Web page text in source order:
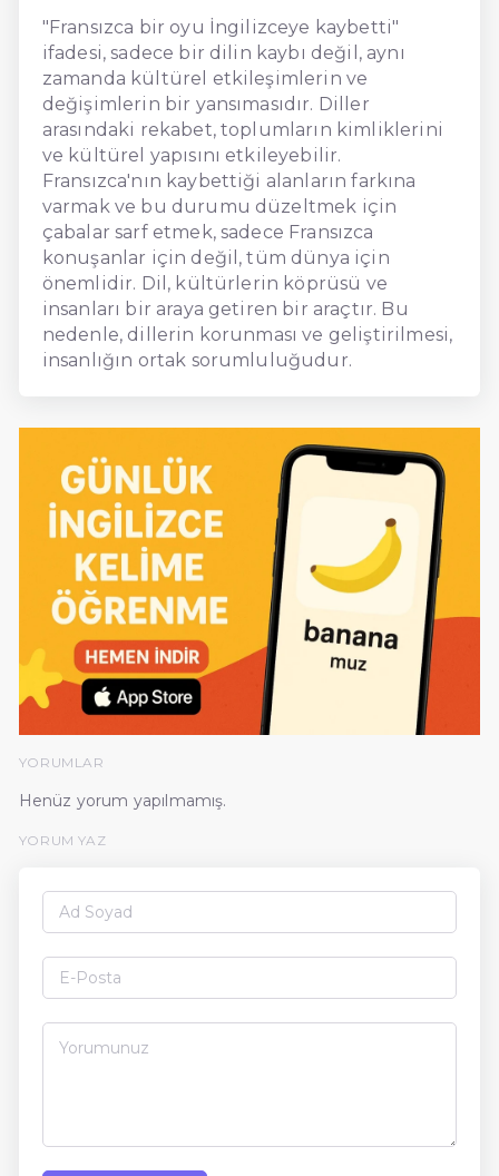
"Fransızca bir oyu İngilizceye kaybetti"
ifadesi, sadece bir dilin kaybı değil, aynı
zamanda kültürel etkileşimlerin ve
değişimlerin bir yansımasıdır. Diller
arasındaki rekabet, toplumların kimliklerini
ve kültürel yapısını etkileyebilir.
Fransızca'nın kaybettiği alanların farkına
varmak ve bu durumu düzeltmek için
çabalar sarf etmek, sadece Fransızca
konuşanlar için değil, tüm dünya için
önemlidir. Dil, kültürlerin köprüsü ve
insanları bir araya getiren bir araçtır. Bu
nedenle, dillerin korunması ve geliştirilmesi,
insanlığın ortak sorumluluğudur.
YORUMLAR
Henüz yorum yapılmamış.
YORUM YAZ